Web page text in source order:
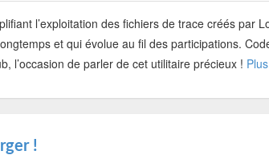
l’exploitation des fichiers de trace créés par
et qui évolue au fil des participations.
l’occasion de parler de cet utilitaire précieux !
!